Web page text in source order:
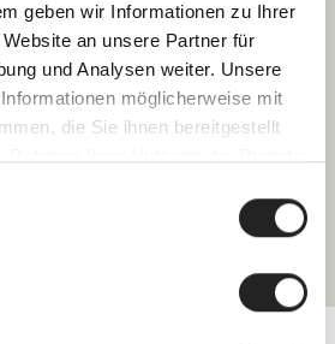
geben wir Informationen zu Ihrer
an unsere Partner für
und Analysen weiter. Unsere
möglicherweise mit
die Sie ihnen bereitgestellt
27 29
BUCHEN